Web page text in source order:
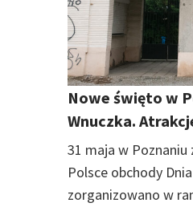
Nowe święto w
Wnuczka.
31 maja w
Polsce obchody
zorganizowano w